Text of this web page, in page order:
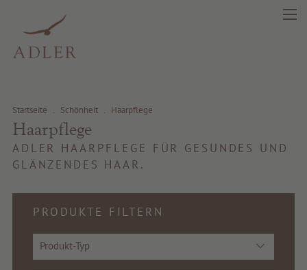
search
Fragrance
Startseite . Schönheit . Haarpflege
Haarpflege
ADLER HAARPFLEGE FÜR GESUNDES UND
GLÄNZENDES HAAR.
PRODUKTE FILTERN
Produkt-Typ